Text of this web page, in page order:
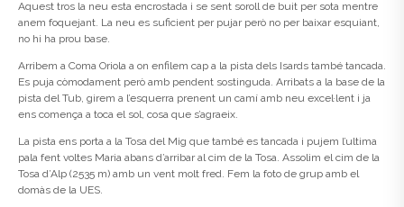
Aquest tros la neu esta encrostada i se sent soroll de buit per sota mentre
anem foquejant. La neu es suficient per pujar però no per baixar esquiant,
no hi ha prou base.
Arribem a Coma Oriola a on enfilem cap a la pista dels Isards també tancada.
Es puja còmodament però amb pendent sostinguda. Arribats a la base de la
pista del Tub, girem a l’esquerra prenent un camí amb neu excel·lent i ja
ens comença a toca el sol, cosa que s’agraeix.
La pista ens porta a la Tosa del Mig que també es tancada i pujem l’ultima
pala fent voltes Maria abans d’arribar al cim de la Tosa. Assolim el cim de la
Tosa d’Alp (2535 m) amb un vent molt fred. Fem la foto de grup amb el
domàs de la UES.